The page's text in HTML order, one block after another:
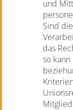
und
Sind
das
so